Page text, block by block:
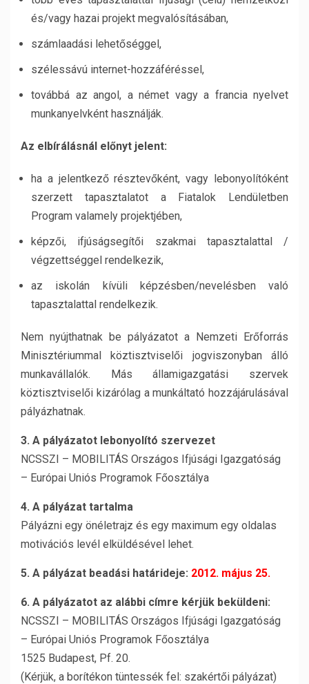
és/vagy hazai projekt megvalósításában,
számlaadási lehetőséggel,
szélessávú internet-hozzáféréssel,
továbbá az angol, a német vagy a francia nyelvet
munkanyelvként használják.
Az elbírálásnál előnyt jelent:
ha a jelentkező résztevőként, vagy lebonyolítóként
szerzett tapasztalatot a Fiatalok Lendületben
Program valamely projektjében,
képzői, ifjúságsegítői szakmai tapasztalattal /
végzettséggel rendelkezik,
az iskolán kívüli képzésben/nevelésben való
tapasztalattal rendelkezik.
Nem nyújthatnak be pályázatot a Nemzeti Erőforrás
Minisztériummal köztisztviselői jogviszonyban álló
munkavállalók. Más államigazgatási szervek
köztisztviselői kizárólag a munkáltató hozzájárulásával
pályázhatnak.
3. A pályázatot lebonyolító szervezet
NCSSZI – MOBILITÁS Országos Ifjúsági Igazgatóság
– Európai Uniós Programok Főosztálya
4. A pályázat tartalma
Pályázni egy önéletrajz és egy maximum egy oldalas
motivációs levél elküldésével lehet.
5. A pályázat beadási határideje: 2012. május 25.
6. A pályázatot az alábbi címre kérjük beküldeni:
NCSSZI – MOBILITÁS Országos Ifjúsági Igazgatóság
– Európai Uniós Programok Főosztálya
1525 Budapest, Pf. 20.
(Kérjük, a borítékon tüntessék fel: szakértői pályázat)